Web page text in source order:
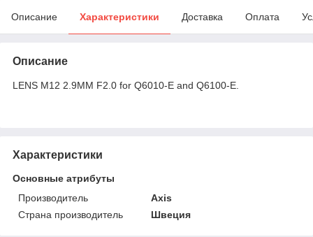
Описание Характеристики Доставка Оплата
Описание
LENS M12 2.9MM F2.0 for Q6010-E and Q6100-E.
Характеристики
Основные атрибуты
Производитель
Axis
Страна производитель
Швеция